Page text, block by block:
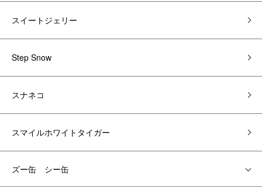
スイートジェリー
Step Snow
スナネコ
スマイルホワイトタイガー
ズー缶 シー缶